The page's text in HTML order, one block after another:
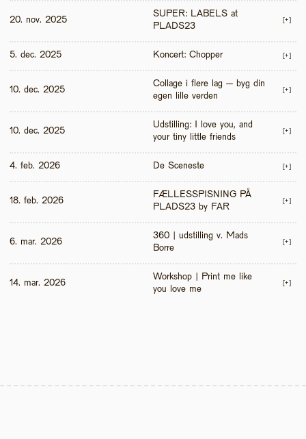
20. nov. 2025
SUPER: LABELS at
PLADS23
[+]
5. dec. 2025 Koncert: Chopper [+]
10. dec. 2025
Collage i flere lag – byg din
egen lille verden
[+]
10. dec. 2025
Udstilling: I love you, and
your tiny little friends
[+]
4. feb. 2026 De Sceneste [+]
18. feb. 2026
FÆLLESSPISNING PÅ
PLADS23 by FAR
[+]
6. mar. 2026
360 | udstilling v. Mads
Borre
[+]
14. mar. 2026
Workshop | Print me like
you love me
[+]